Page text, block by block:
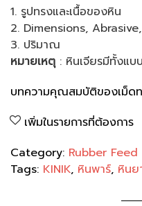
1. รูปทรงและเนื้อของหิน
2. Dimensions,
3. ปริมาณ
หมายเหตุ: หินเจียรมีทั้งแบ
บทความคุณสมบัติของเม็ด
เพิ่มในรายการที่ต้องการ
Category: Rubber Feed
Tags: KINIK, หินพาร์, หินย